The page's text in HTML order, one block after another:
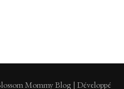
Mommy Blog | Développé